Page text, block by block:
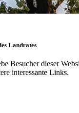
Landrates
Besucher dieser
interessante Links.